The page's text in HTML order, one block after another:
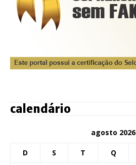
calendário
agosto 2026
D S T Q